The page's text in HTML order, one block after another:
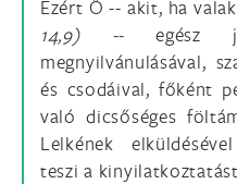
Ezért Ő -- akit, ha
14,9) -- egész
megnyilvánulásával,
és csodáival, főként
való dicsőséges
Lelkének
teszi a